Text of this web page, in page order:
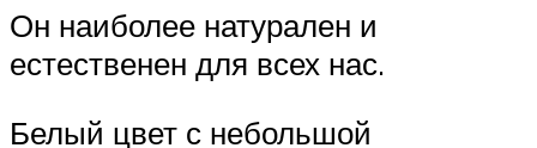
Он наиболее натурален и
естественен для всех нас.
Белый цвет с небольшой